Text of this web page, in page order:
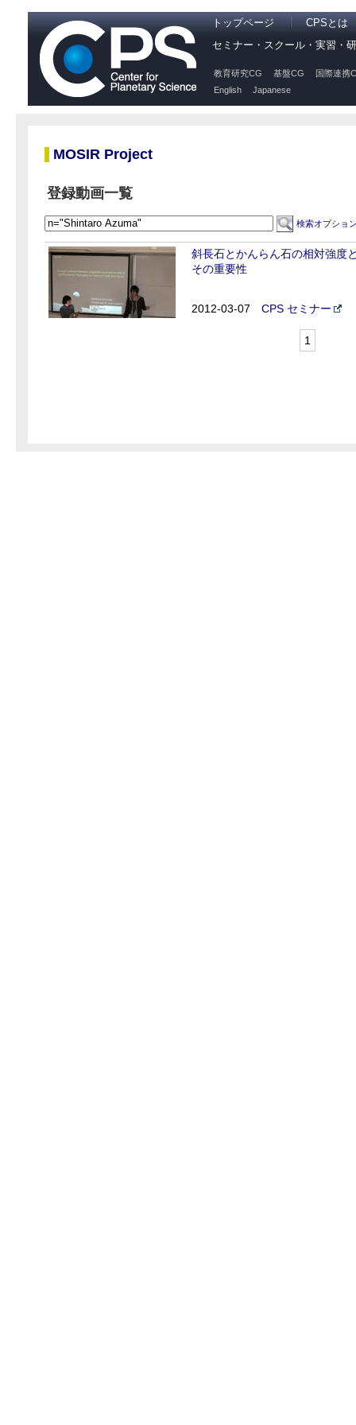
トップページ
CPSとは
セミナー・スクール・実習・
教育研究CG 基盤CG
国際連携
English
Japanese
MOSIR Project
登録動画一覧
検索オプショ
斜長石とかんらん石の相対強度
その重要性
2012-03-07 CPS セミナー
1